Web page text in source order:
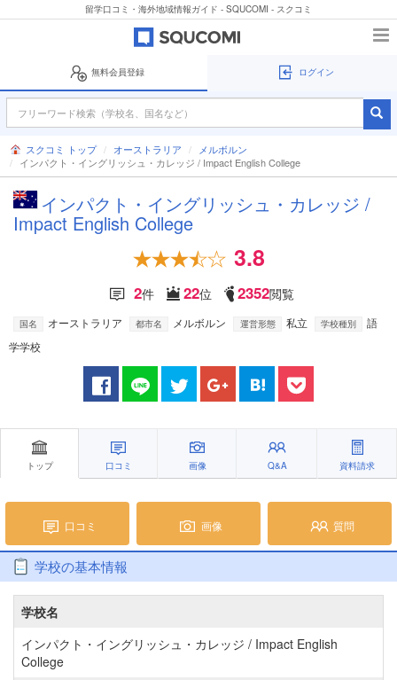
留学口コミ・海外地域情報ガイド - SQUCOMI - スクコミ
無料会員登録 ログイン
スクコミ トップ オーストラリア
メルボルン
インパクト・イングリッシュ・カレッジ / Impact English College
インパクト・イングリッシュ・カレッジ /
Impact English College
3.8
2件 22位 2352閲覧
国名 オーストラリア 都市名 メルボルン 運営形態 私立 学校種別
語
学学校
トップ 口コミ 画像 Q&A 資料請求
口コミ 画像 質問
学校の基本情報
学校名
インパクト・イングリッシュ・カレッジ / Impact English
College